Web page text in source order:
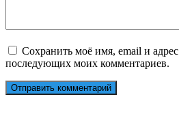
Сохранить моё имя, email и адрес
последующих моих комментариев.